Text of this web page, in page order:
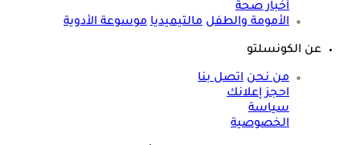
أخبار صحة
الأمومة والطفل مالتيميديا موسوعة الأدوية
عن الكونسلتو
من نحن اتصل بنا
احجز إعلانك
سياسة
الخصوصية